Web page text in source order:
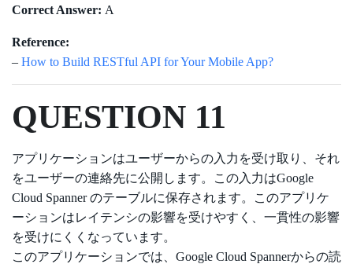
Correct Answer: A
Reference:
– How to Build RESTful API for Your Mobile App?
QUESTION 11
アプリケーションはユーザーからの入力を受け取り、それ
をユーザーの連絡先に公開します。この入力はGoogle
Cloud Spanner のテーブルに保存されます。このアプリケ
ーションはレイテンシの影響を受けやすく、一貫性の影響
を受けにくくなっています。
このアプリケーションでは、Google Cloud Spannerからの読